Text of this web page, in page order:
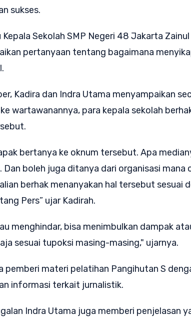
sukses.
Kepala Sekolah SMP Negeri 48 Jakarta
pertanyaan tentang bagaimana
Kadira dan Indra Utama menyampaikan
wartawanannya, para kepala sekolah
bertanya ke oknum tersebut. Apa
Dan boleh juga ditanya dari organisasi mana
berhak menanyakan hal tersebut sesuai
Pers” ujar Kadirah.
menghindar, bisa menimbulkan dampak
sesuai tupoksi masing-masing," ujarnya.
pemberi materi pelatihan Pangihutan S
informasi terkait jurnalistik.
Indra Utama juga memberi penjelasan